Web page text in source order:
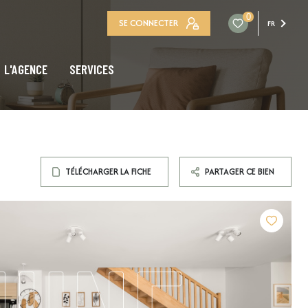
SE CONNECTER 0
FR
L'AGENCE SERVICES
TÉLÉCHARGER LA FICHE PARTAGER CE BIEN